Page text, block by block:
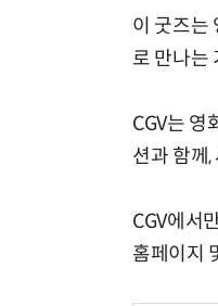
이 굿즈는
로 만나는
CGV는 영
션과 함께
CGV에서
홈페이지